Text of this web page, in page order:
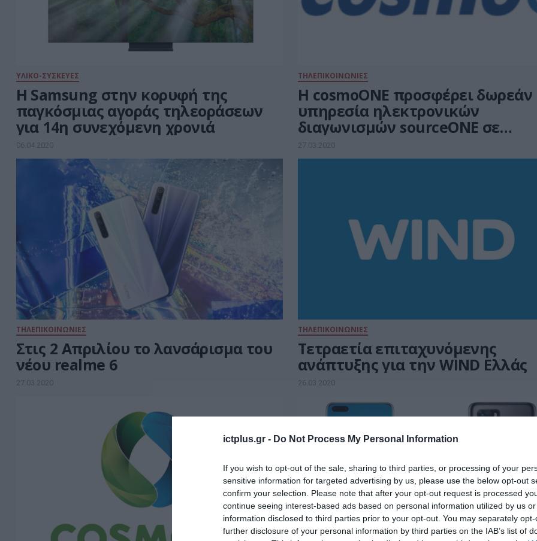
ictplus.gr - Do Not Process My Personal Information
If you wish to opt-out of the sale, sharing to third parties, or processing of your
sensitive information for targeted advertising by us, please use the below opt-out
confirm your selection. Please note that after your opt-out request is processed
continue seeing interest-based ads based on personal information utilized by us
information disclosed to third parties prior to your opt-out. You may separately
further disclosure of your personal information by third parties on the IAB’s list of
ΥΛΙΚΟ-ΣΥΣΚΕΥΕΣ
H Samsung στην κορυφή της
παγκόσμιας αγοράς τηλεοράσεων
για 14η συνεχόμενη χρονιά
06.04.2020
ΤΗΛΕΠΙΚΟΙΝΩΝΙΕΣ
Η cosmoONE προσφέρει δωρεάν
υπηρεσία ηλεκτρονικών
διαγωνισμών sourceONE σε
Νοσοκομεία, Δήμους και
Περιφέρειες
27.03.2020
ΤΗΛΕΠΙΚΟΙΝΩΝΙΕΣ
Στις 2 Απριλίου το λανσάρισμα του
νέου realme 6
27.03.2020
ΤΗΛΕΠΙΚΟΙΝΩΝΙΕΣ
Τετραετία επιταχυνόμενης
ανάπτυξης για την WIND Ελλάς
26.03.2020